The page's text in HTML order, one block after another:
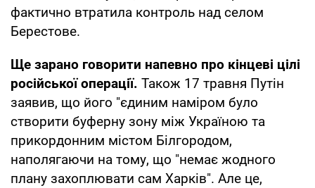
фактично втратила контроль над селом
Берестове.
Ще зарано говорити напевно про кінцеві цілі
російської операції. Також 17 травня Путін
заявив, що його "єдиним наміром було
створити буферну зону між Україною та
прикордонним містом Білгородом,
наполягаючи на тому, що "немає жодного
плану захоплювати сам Харків". Але це,